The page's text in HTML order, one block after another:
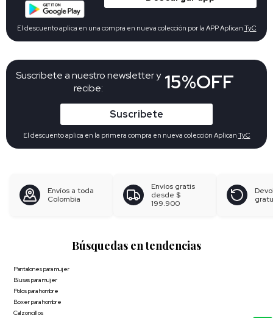
Suscribete a nuestro newsletter y
recibe:
15%OFF
Suscribete
El descuento aplica en la primera compra en nueva colección Aplican TyC
El descuento aplica en una compra en nueva colección por la APP Aplican TyC
Envíos a toda
Colombia
Envíos gratis
desde $
199.900
Búsquedas en tendencias
Pantalones para mujer
Blusas para mujer
Polos para hombre
Boxer para hombre
Calzoncillos